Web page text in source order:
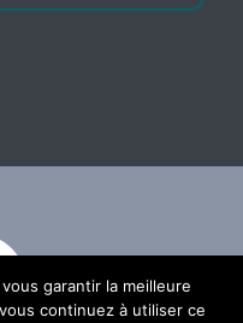
garantir la meilleure
continuez à utiliser ce